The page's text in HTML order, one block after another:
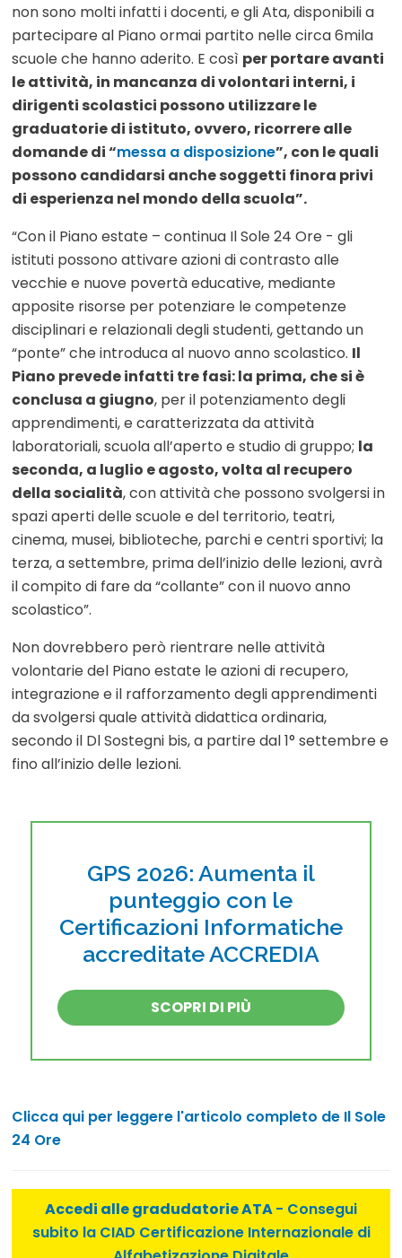
non sono molti infatti i docenti, e gli Ata, disponibili a
partecipare al Piano ormai partito nelle circa 6mila
scuole che hanno aderito. E così per portare avanti
le attività, in mancanza di volontari interni, i
dirigenti scolastici possono utilizzare le
graduatorie di istituto, ovvero, ricorrere alle
domande di “messa a disposizione”, con le quali
possono candidarsi anche soggetti finora privi
di esperienza nel mondo della scuola”.
“Con il Piano estate – continua Il Sole 24 Ore - gli
istituti possono attivare azioni di contrasto alle
vecchie e nuove povertà educative, mediante
apposite risorse per potenziare le competenze
disciplinari e relazionali degli studenti, gettando un
“ponte” che introduca al nuovo anno scolastico. Il
Piano prevede infatti tre fasi: la prima, che si è
conclusa a giugno, per il potenziamento degli
apprendimenti, e caratterizzata da attività
laboratoriali, scuola all’aperto e studio di gruppo; la
seconda, a luglio e agosto, volta al recupero
della socialità, con attività che possono svolgersi in
spazi aperti delle scuole e del territorio, teatri,
cinema, musei, biblioteche, parchi e centri sportivi; la
terza, a settembre, prima dell’inizio delle lezioni, avrà
il compito di fare da “collante” con il nuovo anno
scolastico”.
Non dovrebbero però rientrare nelle attività
volontarie del Piano estate le azioni di recupero,
integrazione e il rafforzamento degli apprendimenti
da svolgersi quale attività didattica ordinaria,
secondo il Dl Sostegni bis, a partire dal 1° settembre e
fino all’inizio delle lezioni.
GPS 2026: Aumenta il
punteggio con le
Certificazioni Informatiche
accreditate ACCREDIA
SCOPRI DI PIÙ
Clicca qui per leggere l'articolo completo de Il Sole
24 Ore
Accedi alle gradudatorie ATA- Consegui
subito la CIAD Certificazione Internazionale di